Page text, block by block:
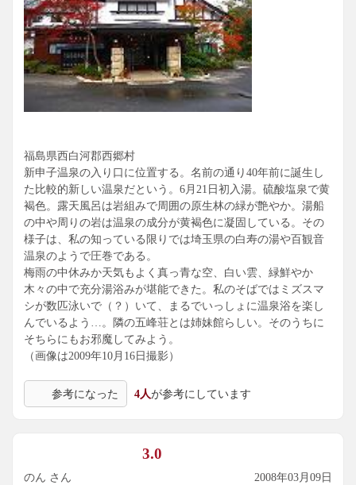
福島県西白河郡西郷村
新申子温泉の入り口に位置する。名前の通り40年前に誕生し
た比較的新しい温泉だという。6月21日初入湯。硫酸塩泉で黄
褐色。露天風呂は岩組みで周囲の原生林の緑が艶やか。湯船
の中や周りの岩は温泉の成分が黄褐色に凝固している。その
様子は、私の知っている限りでは埼玉県の白寿の湯や百観音
温泉のようで圧巻である。
梅雨の中休みか天気もよく真っ青な空、白い雲、緑鮮やか
木々の中で充分湯浴みが堪能できた。私のそばではミズスマ
シが数匹泳いで（？）いて、まるでいっしょに温泉浴を楽し
んでいるよう…。隣の五峰荘とは姉妹館らしい。そのうちに
そちらにもお邪魔してみよう。
（画像は2009年10月16日撮影）
参考になった 4人が参考にしています
3.0
のん さん 2008年03月09日